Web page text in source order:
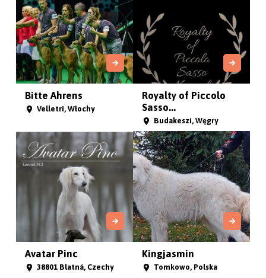
Bitte Ahrens
Velletri, Włochy
Royalty of Piccolo
Sasso...
Budakeszi, Węgry
Avatar Pinc
38801 Blatná, Czechy
Kingjasmin
Tomkowo, Polska